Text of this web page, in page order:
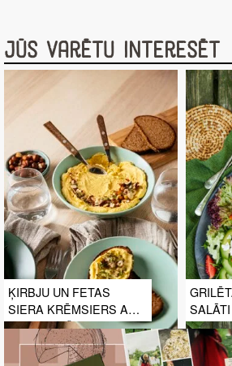
Jūs varētu interesēt
ĶIRBJU UN FETAS
SIERA KRĒMSIERS AR
MEDU UN ČILI
SIERU